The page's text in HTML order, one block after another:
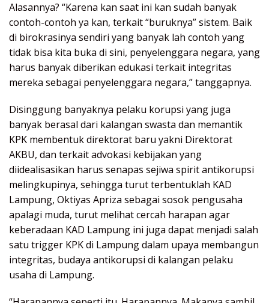
Alasannya? “Karena kan saat ini kan sudah banyak
contoh-contoh ya kan, terkait “buruknya” sistem. Baik
di birokrasinya sendiri yang banyak lah contoh yang
tidak bisa kita buka di sini, penyelenggara negara, yang
harus banyak diberikan edukasi terkait integritas
mereka sebagai penyelenggara negara,” tanggapnya.
Disinggung banyaknya pelaku korupsi yang juga
banyak berasal dari kalangan swasta dan memantik
KPK membentuk direktorat baru yakni Direktorat
AKBU, dan terkait advokasi kebijakan yang
diidealisasikan harus senapas sejiwa spirit antikorupsi
melingkupinya, sehingga turut terbentuklah KAD
Lampung, Oktiyas Apriza sebagai sosok pengusaha
apalagi muda, turut melihat cercah harapan agar
keberadaan KAD Lampung ini juga dapat menjadi salah
satu trigger KPK di Lampung dalam upaya membangun
integritas, budaya antikorupsi di kalangan pelaku
usaha di Lampung.